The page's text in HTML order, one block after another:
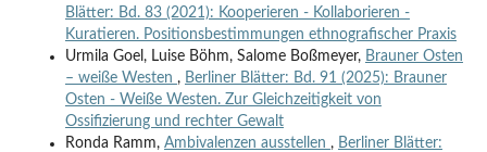
Blätter: Bd. 83 (2021): Kooperieren - Kollaborieren -
Kuratieren. Positionsbestimmungen ethnografischer Praxis
Urmila Goel, Luise Böhm, Salome Boßmeyer, Brauner Osten
– weiße Westen , Berliner Blätter: Bd. 91 (2025): Brauner
Osten - Weiße Westen. Zur Gleichzeitigkeit von
Ossifizierung und rechter Gewalt
Ronda Ramm, Ambivalenzen ausstellen , Berliner Blätter: